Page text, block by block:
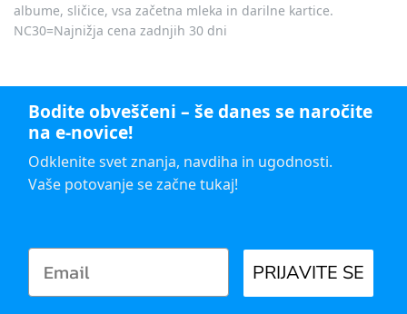
albume, sličice, vsa začetna mleka in darilne kartice.
NC30=Najnižja cena zadnjih 30 dni
Bodite obveščeni – še danes se naročite
na e-novice!
Odklenite svet znanja, navdiha in ugodnosti.
Vaše potovanje se začne tukaj!
PRIJAVITE SE